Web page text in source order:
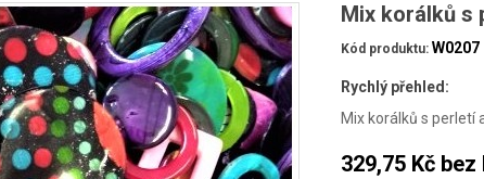
Mix korálků s
Kód produktu: W0207
Rychlý přehled:
Mix korálků s perletí
329,75 Kč bez